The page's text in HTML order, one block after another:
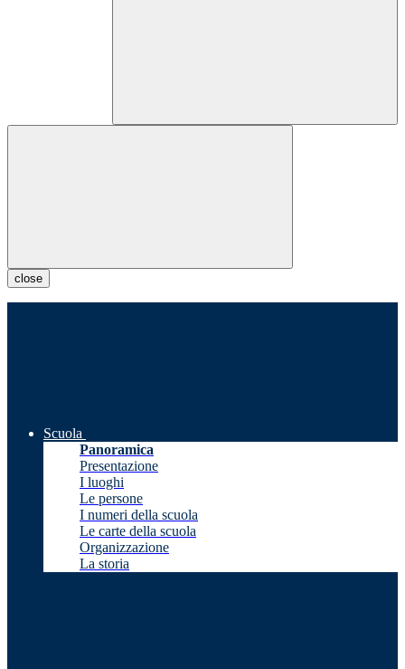
close
Scuola
Panoramica
Presentazione
I luoghi
Le persone
I numeri della scuola
Le carte della scuola
Organizzazione
La storia